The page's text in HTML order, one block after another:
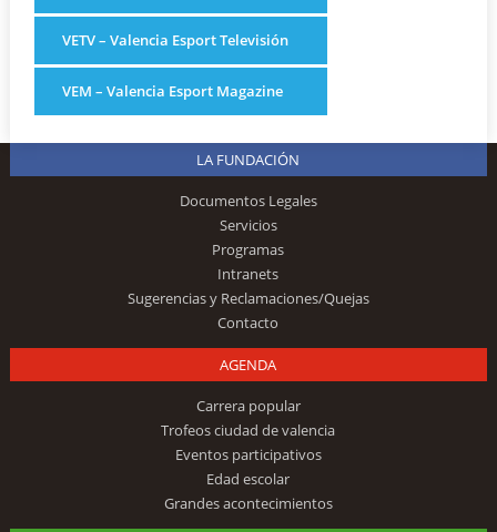
VETV – Valencia Esport Televisión
VEM – Valencia Esport Magazine
LA FUNDACIÓN
Documentos Legales
Servicios
Programas
Intranets
Sugerencias y Reclamaciones/Quejas
Contacto
AGENDA
Carrera popular
Trofeos ciudad de valencia
Eventos participativos
Edad escolar
Grandes acontecimientos